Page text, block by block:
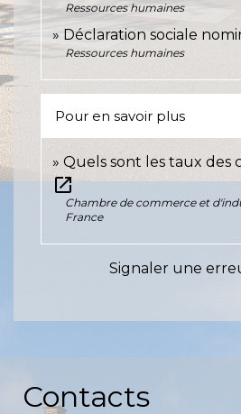
Ressources humaines
Déclaration sociale
Ressources humaines
Pour en savoir plus
Quels sont les taux des
open_in_new
Chambre de commerce et
France
Signaler une
Contacts